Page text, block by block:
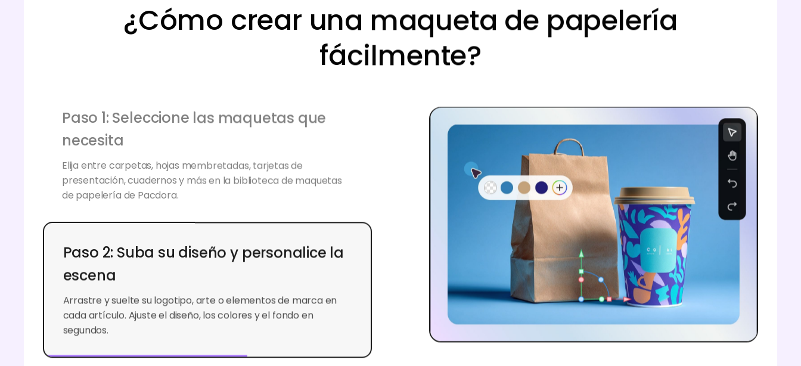
¿Cómo crear una maqueta de papelería
fácilmente?
Paso 1: Seleccione las maquetas que
necesita
Elija entre carpetas, hojas membretadas, tarjetas de
presentación, cuadernos y más en la biblioteca de maquetas
de papelería de Pacdora.
escena
Arrastre y suelte su logotipo, arte o elementos de marca en
cada artículo. Ajuste el diseño, los colores y el fondo en
segundos.